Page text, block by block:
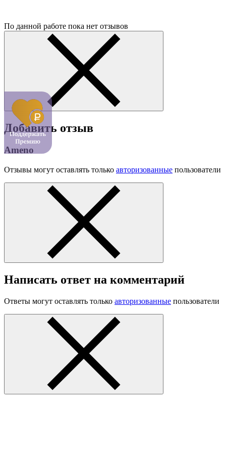
По данной работе пока нет отзывов
Добавить отзыв
Ameno
Отзывы могут оставлять только авторизованные пользователи
Написать ответ на комментарий
Ответы могут оставлять только авторизованные пользователи